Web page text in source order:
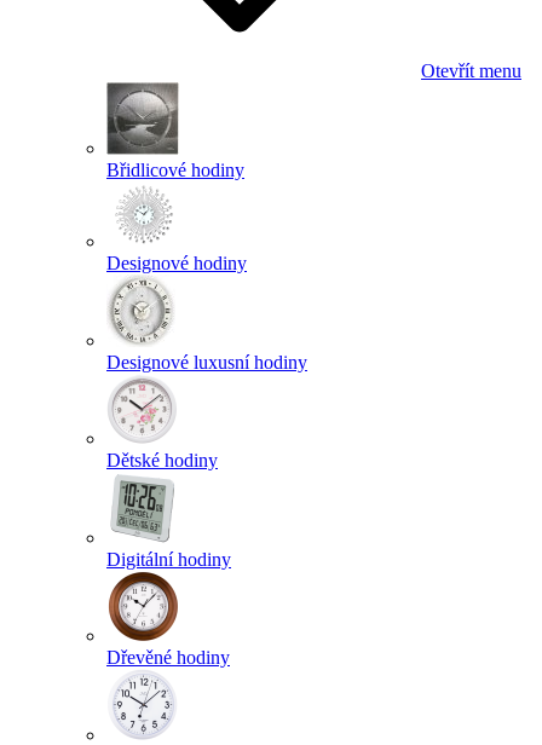
Otevřít menu
Břidlicové hodiny
Designové hodiny
Designové luxusní hodiny
Dětské hodiny
Digitální hodiny
Dřevěné hodiny